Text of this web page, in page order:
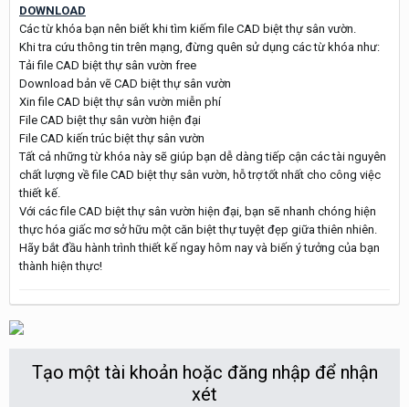
DOWNLOAD
Các từ khóa bạn nên biết khi tìm kiếm file CAD biệt thự sân vườn.
Khi tra cứu thông tin trên mạng, đừng quên sử dụng các từ khóa như:
Tải file CAD biệt thự sân vườn free
Download bản vẽ CAD biệt thự sân vườn
Xin file CAD biệt thự sân vườn miễn phí
File CAD biệt thự sân vườn hiện đại
File CAD kiến trúc biệt thự sân vườn
Tất cả những từ khóa này sẽ giúp bạn dễ dàng tiếp cận các tài nguyên
chất lượng về file CAD biệt thự sân vườn, hỗ trợ tốt nhất cho công việc
thiết kế.
Với các file CAD biệt thự sân vườn hiện đại, bạn sẽ nhanh chóng hiện
thực hóa giấc mơ sở hữu một căn biệt thự tuyệt đẹp giữa thiên nhiên.
Hãy bắt đầu hành trình thiết kế ngay hôm nay và biến ý tưởng của bạn
thành hiện thực!
Tạo một tài khoản hoặc đăng nhập để nhận
xét